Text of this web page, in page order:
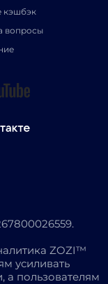
кэшбэк
вопросы
ZOZI™
усиливать
а пользователям